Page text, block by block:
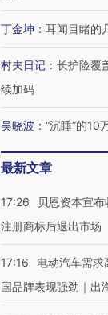
丁金坤 ： 耳闻目睹的
村夫日记 ： 长护险覆
续加码
吴晓波 ： “沉睡”的10
最新文章
17:26
贝恩资本宣
注册商标后退出市场
17:16
电动汽车需求
国品牌表现强劲｜出